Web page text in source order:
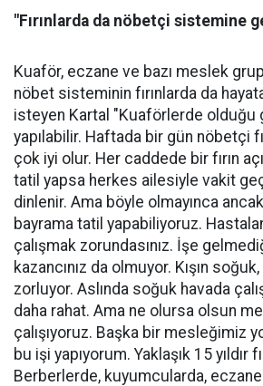
"Fırınlarda da nöbetçi sistemine
Kuaför, eczane ve bazı meslek
nöbet sisteminin fırınlarda da
isteyen Kartal "Kuaförlerde olduğu
yapılabilir. Haftada bir gün nöbetçi
çok iyi olur. Her caddede bir fırın
tatil yapsa herkes ailesiyle vakit
dinlenir. Ama böyle olmayınca
bayrama tatil yapabiliyoruz.
çalışmak zorundasınız. İşe
kazancınız da olmuyor. Kışın
zorluyor. Aslında soğuk havada
daha rahat. Ama ne olursa olsun
çalışıyoruz. Başka bir mesleğimiz
bu işi yapıyorum. Yaklaşık 15 yıldır
Berberlerde, kuyumcularda,